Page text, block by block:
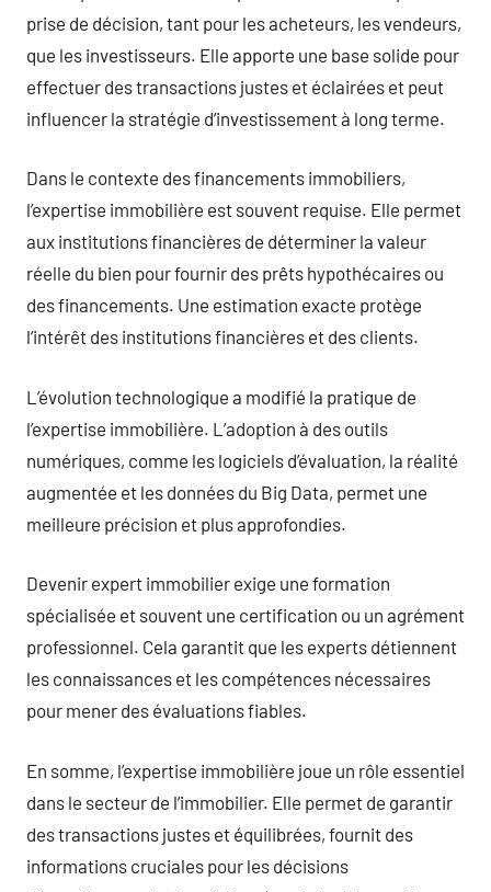
prise de décision, tant pour les acheteurs, les vendeurs,
que les investisseurs. Elle apporte une base solide pour
effectuer des transactions justes et éclairées et peut
influencer la stratégie d’investissement à long terme.
Dans le contexte des financements immobiliers,
l’expertise immobilière est souvent requise. Elle permet
aux institutions financières de déterminer la valeur
réelle du bien pour fournir des prêts hypothécaires ou
des financements. Une estimation exacte protège
l’intérêt des institutions financières et des clients.
L’évolution technologique a modifié la pratique de
l’expertise immobilière. L’adoption à des outils
numériques, comme les logiciels d’évaluation, la réalité
augmentée et les données du Big Data, permet une
meilleure précision et plus approfondies.
Devenir expert immobilier exige une formation
spécialisée et souvent une certification ou un agrément
professionnel. Cela garantit que les experts détiennent
les connaissances et les compétences nécessaires
pour mener des évaluations fiables.
En somme, l’expertise immobilière joue un rôle essentiel
dans le secteur de l’immobilier. Elle permet de garantir
des transactions justes et équilibrées, fournit des
informations cruciales pour les décisions